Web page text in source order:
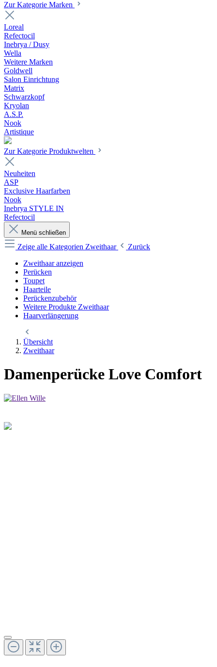
Zur Kategorie Marken
Loreal
Refectocil
Inebrya / Dusy
Wella
Weitere Marken
Goldwell
Salon Einrichtung
Matrix
Schwarzkopf
Kryolan
A.S.P.
Nook
Artistique
Zur Kategorie Produktwelten
Neuheiten
ASP
Exclusive Haarfarben
Nook
Inebrya STYLE IN
Refectocil
Menü schließen
Zeige alle Kategorien Zweithaar
Zurück
Zweithaar anzeigen
Perücken
Toupet
Haarteile
Perückenzubehör
Weitere Produkte Zweithaar
Haarverlängerung
Übersicht
Zweithaar
Damenperücke Love Comfort